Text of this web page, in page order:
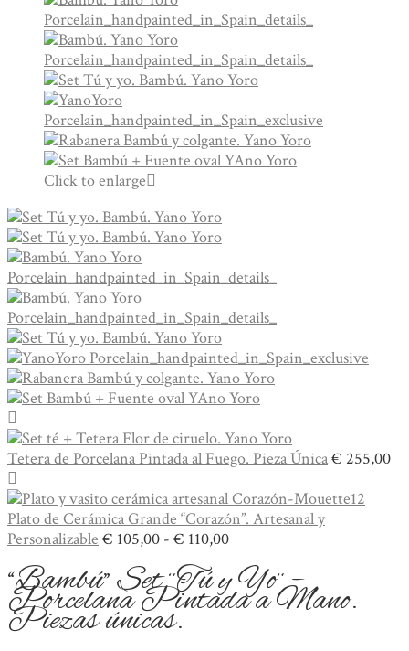
Click to enlarge
Tetera de Porcelana Pintada al Fuego. Pieza Única€ 255,00
Plato de Cerámica Grande “Corazón”. Artesanal y
Personalizable € 105,00 - € 110,00Rango
precios:
desde
“Bambú” Set ¨Tú y Yo¨ –
Porcelana Pintada a Mano.
Piezas únicas.